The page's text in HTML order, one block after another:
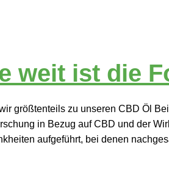
weit ist die
größtenteils zu unseren CBD Öl
in Bezug auf CBD und der
aufgeführt, bei denen